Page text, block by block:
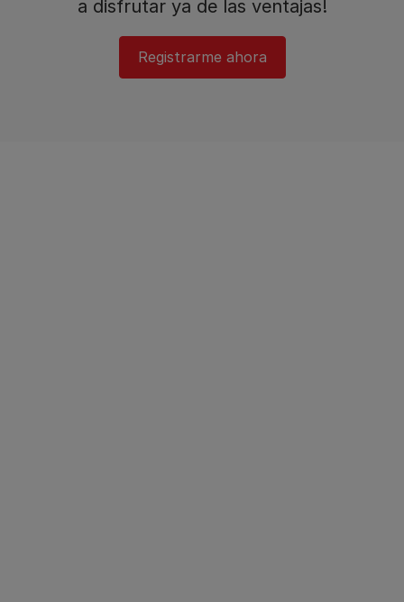
a disfrutar ya de las ventajas!​
Registrarme ahora​